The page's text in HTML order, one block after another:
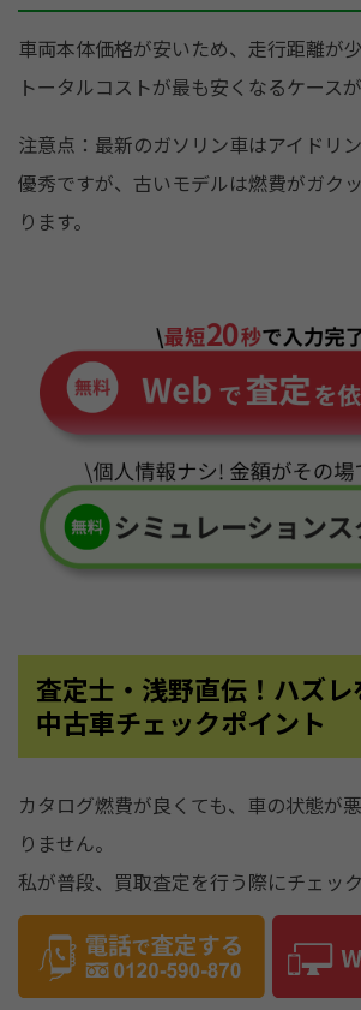
車両本体価格が安いため、走行距離が
トータルコストが最も安くなるケースが
注意点：最新のガソリン車はアイドリ
優秀ですが、古いモデルは燃費がガク
ります。
査定士・浅野直伝！ハズ
中古車チェックポイント
カタログ燃費が良くても、車の状態が
りません。
私が普段、買取査定を行う際にチェッ
ンの健康状態を見抜くポイント」を特